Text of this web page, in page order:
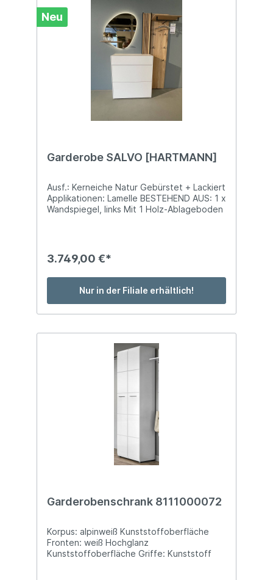
Neu
Garderobe SALVO [HARTMANN]
Ausf.: Kerneiche Natur Gebürstet + Lackiert
Applikationen: Lamelle BESTEHEND AUS: 1 x
Wandspiegel, links Mit 1 Holz-Ablageboden
x T 39 x H 98 cm 1 x Wandgarderobe Mit 1
Lamellenpaneel, 1 Hutboden, 1
Kleiderstange ca. B 79 x T 35 x H 196 cm
Stellmaß: ca. B 147 x T 39 x H 196 cmINKL
FOLGENDEM ZUBEHÖR:1 x [ 7069500116 ]
Wandgarderobe 2 Stück Höhe: ca. 94 cm
3.749,00 €*
Nur in der Filiale erhältlich!
Garderobenschrank 8111000072
Korpus: alpinweiß Kunststoffoberfläche
Fronten: weiß Hochglanz
Kunststoffoberfläche Griffe: Kunststoff